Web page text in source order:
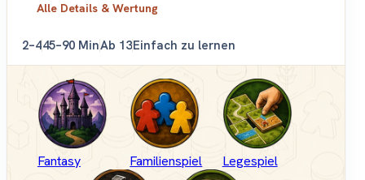
Alle Details & Wertung
2–445–90 MinAb 13Einfach zu lernen
Fantasy Familienspiel Legespiel